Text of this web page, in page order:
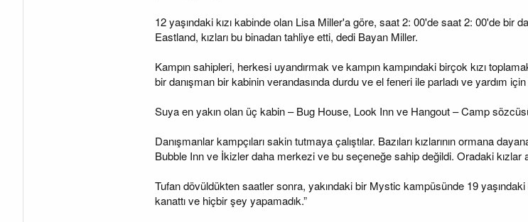
12 yaşındaki kızı kabinde olan Lisa Miller'a göre, saat 2: 00'de saat 2: 00'de bir
Eastland, kızları bu binadan tahliye etti, dedi Bayan Miller.
Kampın sahipleri, herkesi uyandırmak ve kampın kampındaki birçok kızı
bir danışman bir kabinin verandasında durdu ve el feneri ile parladı ve yardım için
Suya en yakın olan üç kabin – Bug House, Look Inn ve Hangout – Camp
Danışmanlar kampçıları sakin tutmaya çalıştılar. Bazıları kızlarının ormana
Bubble Inn ve İkizler daha merkezi ve bu seçeneğe sahip değildi. Oradaki kızlar
Tufan dövüldükten saatler sonra, yakındaki bir Mystic kampüsünde 19
kanattı ve hiçbir şey yapamadık.”